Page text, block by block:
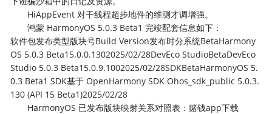
HiAppEvent 对干线程超步地件的维测才调增强。
鸿蒙 HarmonyOS 5.0.3 Beta1 完竣配套信息如下：
软件包发布类型版块号Build Version发布时分系统BetaHarmony
OS 5.0.3 Beta15.0.0.1302025/02/28DevEco StudioBetaDevEco
Studio 5.0.3 Beta15.0.9.1002025/02/28SDKBetaHarmonyOS 5.
0.3 Beta1 SDK基于 OpenHarmony SDK Ohos_sdk_public 5.0.3.
130 (API 15 Beta1)2025/02/28
HarmonyOS 已发布版块映射关系对照表：赌钱app下载